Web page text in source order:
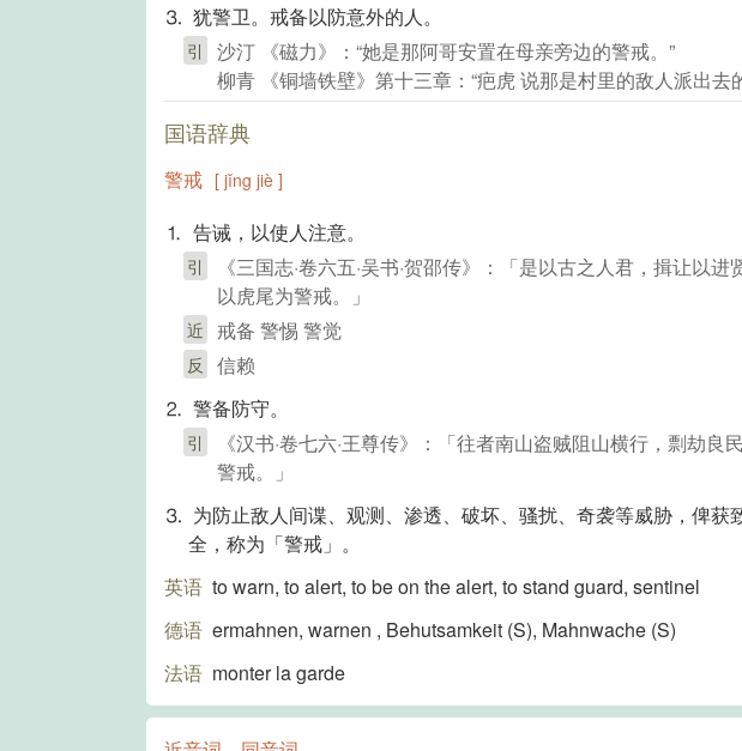
⒊ 犹警卫。戒备以防意外的人。
引
沙汀 《磁力》：“她是那阿哥安置在母亲旁边的警戒。”
柳青 《铜墙铁壁》第十三章：“疤虎 说那是村里的敌人派出去
国语辞典
警戒 [ jǐng jiè ]
⒈ 告诫，以使人注意。
引
《三国志·卷六五·吴书·贺邵传》：「是以古之人君，揖让以
以虎尾为警戒。」
近 戒备 警惕 警觉
反
信赖
⒉ 警备防守。
引
《汉书·卷七六·王尊传》：「往者南山盗贼阻山横行，剽劫
警戒。」
⒊ 为防止敌人间谍、观测、渗透、破坏、骚扰、奇袭等威胁，俾获
全，称为「警戒」。
英语 to warn, to alert, to be on the alert, to stand guard, sentinel
德语 ermahnen, warnen , Behutsamkeit (S)​, Mahnwache (S)​
法语 monter la garde